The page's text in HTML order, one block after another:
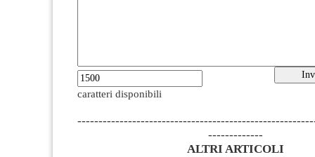
caratteri disponibili
-------------
ALTRI ARTICOLI